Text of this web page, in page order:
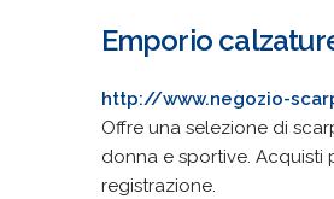
Emporio
http://www.negozio-
Offre una selezione di
donna e sportive. Acquisti
registrazione.